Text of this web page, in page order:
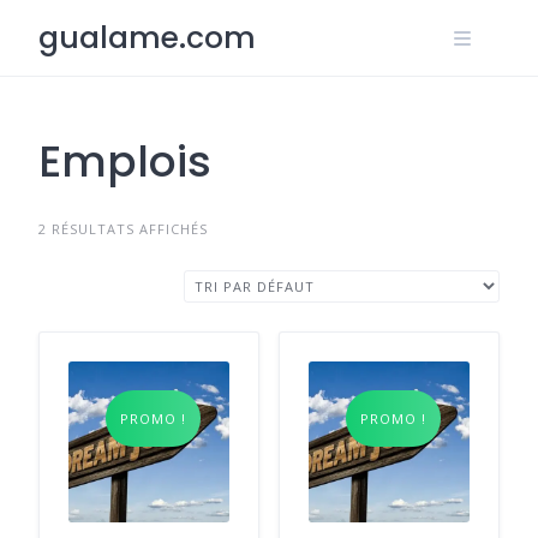
gualame.com
Emplois
2 RÉSULTATS AFFICHÉS
PROMO ! PROMO !